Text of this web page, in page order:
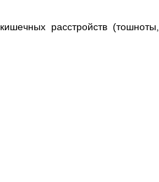
расстройств (тошноты,